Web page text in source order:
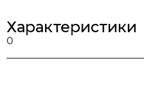
Характеристики
0